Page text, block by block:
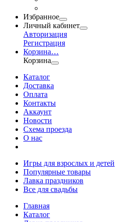
Избранное
Личный кабинет
Авторизация
Регистрация
Корзина…
Корзина
Каталог
Доставка
Оплата
Контакты
Аккаунт
Новости
Схема проезда
О нас
Игры для взрослых и детей
Популярные товары
Лавка праздников
Все для свадьбы
Главная
Каталог